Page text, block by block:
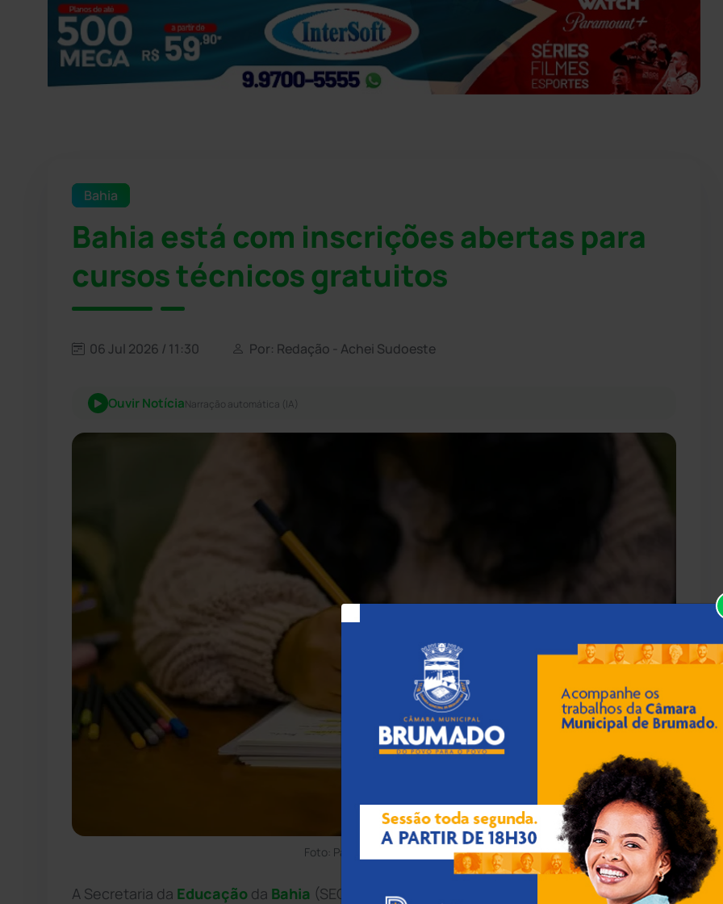
Bahia
Bahia está com inscrições abertas para
cursos técnicos gratuitos
06 Jul 2026 / 11:30 Por: Redação - Achei Sudoeste
Ouvir NotíciaNarração automática (IA)
Foto: Pavel Mudarra/Pexels
A Secretaria da Educação da Bahia (SEC) está com inscrições abertas para o sorteio